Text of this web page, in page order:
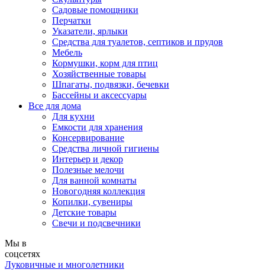
Садовые помощники
Перчатки
Указатели, ярлыки
Средства для туалетов, септиков и прудов
Мебель
Кормушки, корм для птиц
Хозяйственные товары
Шпагаты, подвязки, бечевки
Бассейны и аксессуары
Все для дома
Для кухни
Емкости для хранения
Консервирование
Средства личной гигиены
Интерьер и декор
Полезные мелочи
Для ванной комнаты
Новогодняя коллекция
Копилки, сувениры
Детские товары
Свечи и подсвечники
Мы в
соцсетях
Луковичные и многолетники